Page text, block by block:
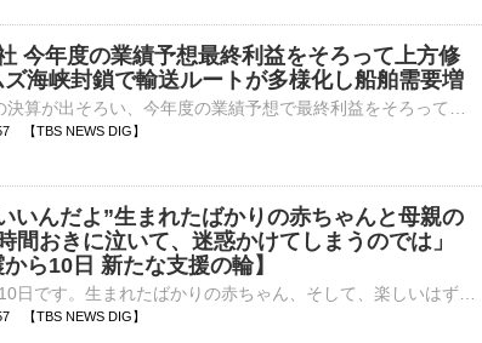
今年度の業績予想最終利益をそろって上方修
海峡封鎖で輸送ルートが多様化し船舶需要増
【TBS NEWS DIG】
いんだよ”生まれたばかりの赤ちゃんと母親の
間おきに泣いて、迷惑かけてしまうのでは」
から10日 新たな支援の輪】
【TBS NEWS DIG】